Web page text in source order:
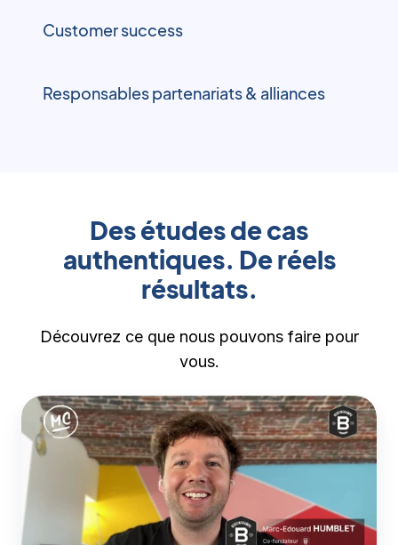
Customer success
Responsables partenariats & alliances
Des études de cas
authentiques. De réels
résultats.
Découvrez ce que nous pouvons faire pour
vous.
Maisons
Clothes
Bertinchamps